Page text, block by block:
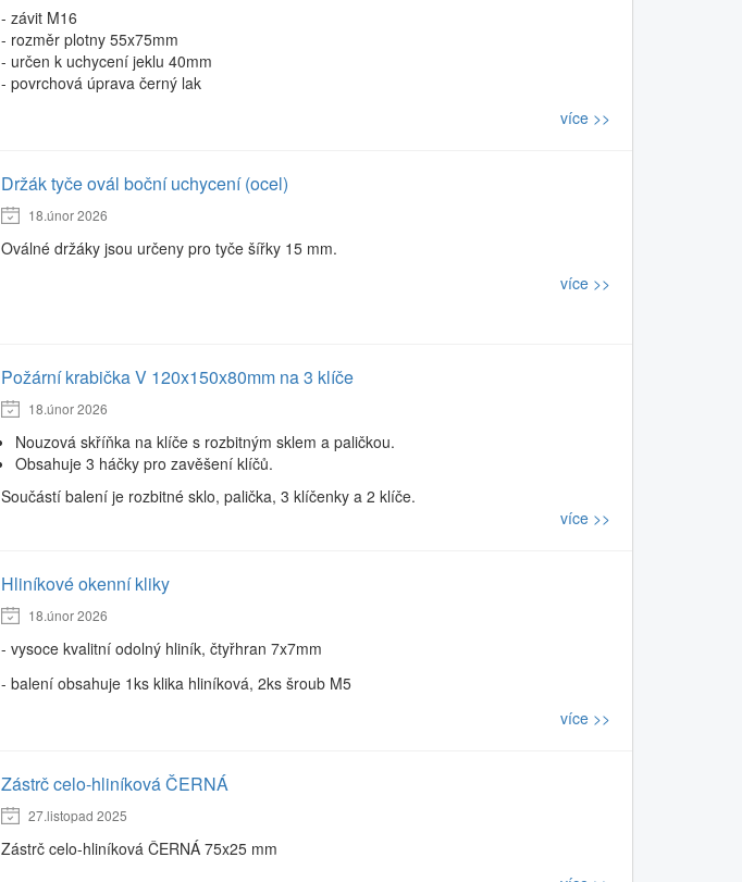
- závit M16
- rozměr plotny 55x75mm
- určen k uchycení jeklu 40mm
- povrchová úprava černý lak
více >>
Držák tyče ovál boční uchycení (ocel)
18.únor 2026
Oválné držáky jsou určeny pro tyče šířky 15 mm.
více >>
Požární krabička V 120x150x80mm na 3 klíče
18.únor 2026
Nouzová skříňka na klíče s rozbitným sklem a paličkou.
Obsahuje 3 háčky pro zavěšení klíčů.
Součástí balení je rozbitné sklo, palička, 3 klíčenky a 2 klíče.
více >>
Hliníkové okenní kliky
18.únor 2026
- vysoce kvalitní odolný hliník, čtyřhran 7x7mm
- balení obsahuje 1ks klika hliníková, 2ks šroub M5
více >>
Zástrč celo-hliníková ČERNÁ
27.listopad 2025
Zástrč celo-hliníková ČERNÁ 75x25 mm